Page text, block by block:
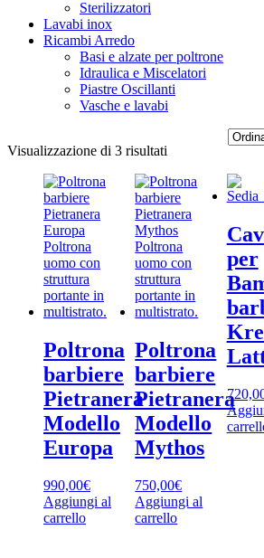
Sterilizzatori
Lavabi inox
Ricambi Arredo
Basi e alzate per poltrone
Idraulica e Miscelatori
Piastre Oscillanti
Vasche e lavabi
Visualizzazione di 3 risultati
base
al
più
recente
Poltrona
barbiere
Pietranera
Modello
Europa
990,00€
Aggiungi al
carrello
Poltrona
barbiere
Pietranera
Modello
Mythos
750,00€
Aggiungi al
carrello
per